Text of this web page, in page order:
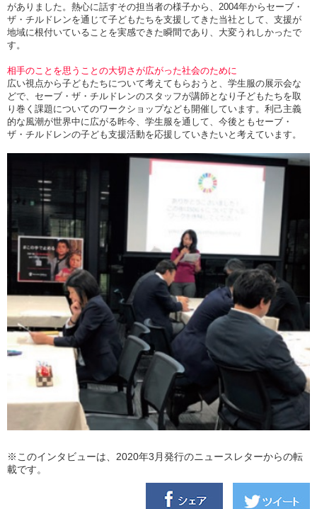
がありました。熱心に話すその担当者の様子から、 2004年からセーブ・
ザ・チルドレンを通じて子どもたちを支援してきた当社として、支援が
地域に根付いていることを実感できた瞬間であり、大変うれしかったで
す。
相手のことを思うことの大切さが広がった社会のために
広い視点から子どもたちについて考えてもらおうと、学生服の展示会な
どで、セーブ・ザ・チルドレンのスタッフが講師となり子どもたちを取
り巻く課題についてのワークショップなども開催しています。利己主義
的な風潮が世界中に広がる昨今、学生服を通して、今後ともセーブ・
ザ・チルドレンの子ども支援活動を応援していきたいと考えています。
※このインタビューは、2020年3月発行のニュースレターからの転
載です。